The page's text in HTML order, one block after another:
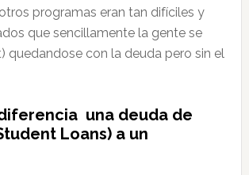
programas eran tan difíciles y
que sencillamente la gente se
quedandose con la deuda pero sin el
una deuda de
Loans) a un